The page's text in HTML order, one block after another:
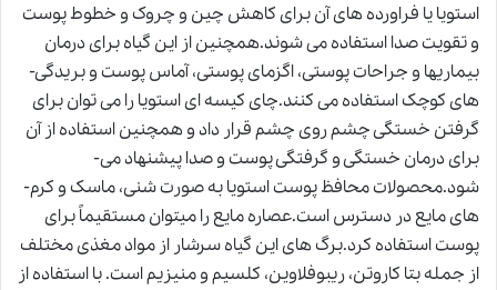
استویا یا فراورده­ های آن برای کاهش چین و چروک و خطوط پوست
و تقویت صدا استفاده می­ شوند.همچنین از این گیاه برای درمان
بیماری­ها و جراحات پوستی، اگزمای پوستی، آماس پوست و بریدگی­
های کوچک استفاده می­ کنند.چای کیسه­ ای استویا را می­ توان برای
گرفتن خستگی چشم روی چشم قرار داد و همچنین استفاده از آن
برای درمان خستگی و گرفتگی پوست و صدا پیشنهاد می­
شود.محصولات محافظ پوست استویا به صورت شنی، ماسک و کرم­
های مایع در دسترس است.عصاره مایع را می­توان مستقیماً برای
پوست استفاده کرد.برگ های این گیاه سرشار از مواد مغذی مختلف
از جمله بتا کاروتن، ریبوفلاوین، کلسیم و منیزیم است. با استفاده از